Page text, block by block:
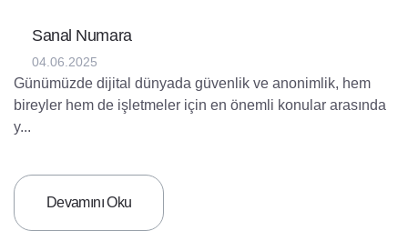
Sanal Numara
04.06.2025
Günümüzde dijital dünyada güvenlik ve anonimlik, hem
bireyler hem de işletmeler için en önemli konular arasında
y...
Devamını Oku